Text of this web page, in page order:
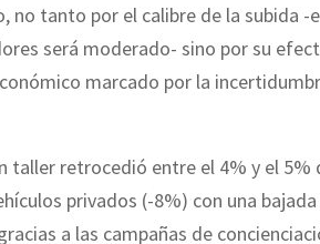
no tanto por el calibre de la subida -
será moderado- sino por su
marcado por la
taller retrocedió entre el 4% y el 5%
privados (-8%) con una
a las campañas de